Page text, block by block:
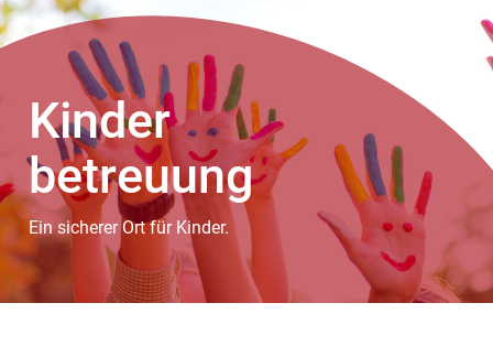
Kinder
betreuung
Ein sicherer Ort für Kinder.